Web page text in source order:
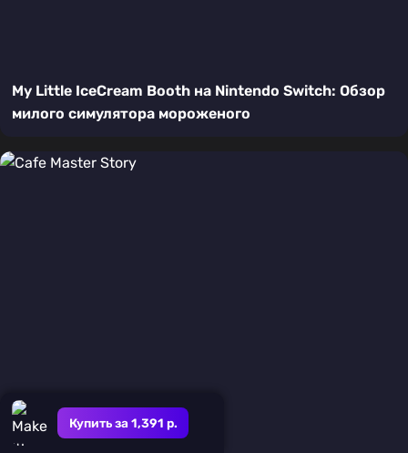
Купить за 1,391 р.
My Little IceCream Booth на Nintendo Switch: Обзор
милого симулятора мороженого